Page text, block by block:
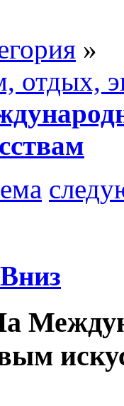
»
отдых,
Вниз